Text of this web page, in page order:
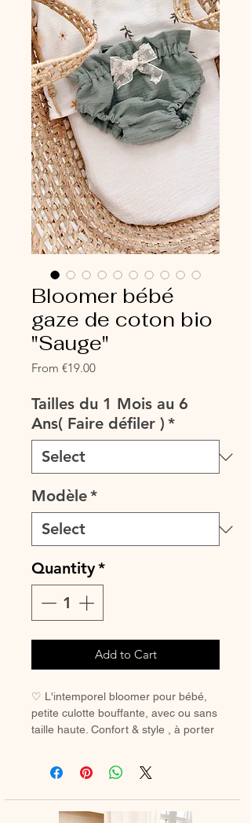
Bloomer bébé
gaze de coton bio
"Sauge"
From €19.00Sale
Tailles du 1 Mois au 6
Ans( Faire défiler ) *
Modèle*
Quantity*
Add to Cart
♡ L'intemporel bloomer pour bébé,
petite culotte bouffante, avec ou sans
taille haute. Confort & style , à porter
♡ Petit Bloomer entièrement réalisé à